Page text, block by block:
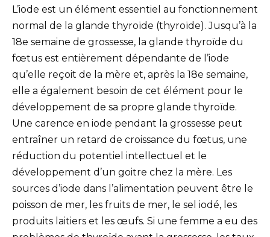
L’iode est un élément essentiel au fonctionnement
normal de la glande thyroïde (thyroïde). Jusqu’à la
18e semaine de grossesse, la glande thyroïde du
fœtus est entièrement dépendante de l’iode
qu’elle reçoit de la mère et, après la 18e semaine,
elle a également besoin de cet élément pour le
développement de sa propre glande thyroïde.
Une carence en iode pendant la grossesse peut
entraîner un retard de croissance du fœtus, une
réduction du potentiel intellectuel et le
développement d’un goitre chez la mère. Les
sources d’iode dans l’alimentation peuvent être le
poisson de mer, les fruits de mer, le sel iodé, les
produits laitiers et les œufs. Si une femme a eu des